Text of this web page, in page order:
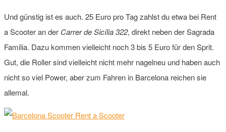
Und günstig ist es auch. 25 Euro pro Tag zahlst du etwa bei Rent
a Scooter an der Carrer de Sicília 322, direkt neben der Sagrada
Familia. Dazu kommen vielleicht noch 3 bis 5 Euro für den Sprit.
Gut, die Roller sind vielleicht nicht mehr nagelneu und haben auch
nicht so viel Power, aber zum Fahren in Barcelona reichen sie
allemal.